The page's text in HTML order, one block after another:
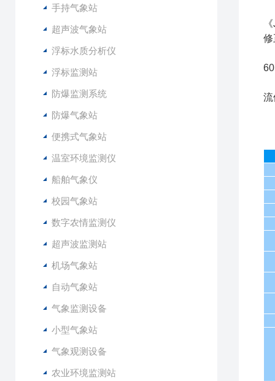
手持气象站
超声波气象站
浮标水质分析仪
浮标监测站
防爆监测系统
防爆气象站
便携式气象站
温室环境监测仪
船舶气象仪
校园气象站
数字农情监测仪
超声波监测站
机场气象站
自动气象站
气象监测设备
小型气象站
气象观测设备
农业环境监测站
修
流